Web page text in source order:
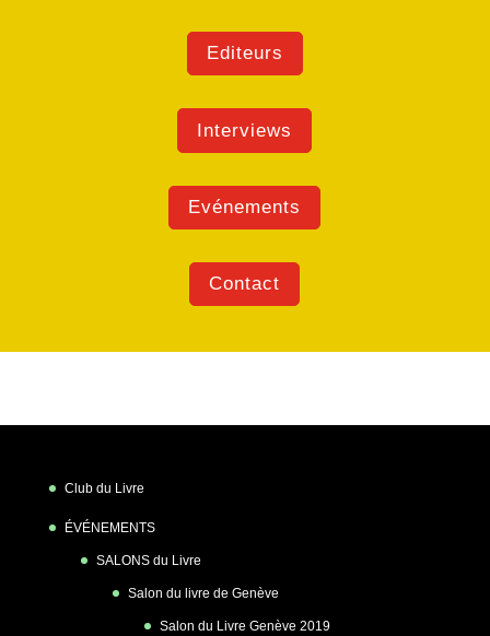
Editeurs
Interviews
Evénements
Contact
Club du Livre
ÉVÉNEMENTS
SALONS du Livre
Salon du livre de Genève
Salon du Livre Genève 2019